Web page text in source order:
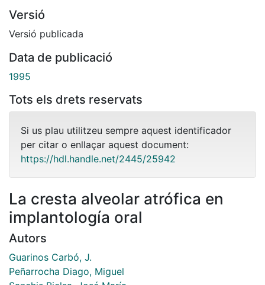
Versió
Versió publicada
Data de publicació
1995
Tots els drets reservats
Si us plau utilitzeu sempre aquest identificador
per citar o enllaçar aquest document:
https://hdl.handle.net/2445/25942
La cresta alveolar atrófica en
implantología oral
Autors
Guarinos Carbó, J.
Peñarrocha Diago, Miguel